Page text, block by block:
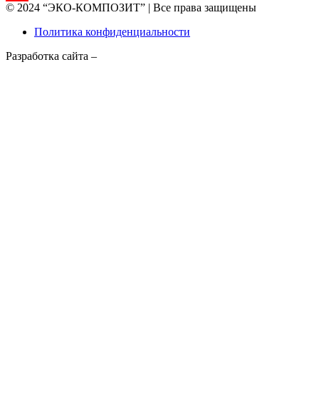
YouTube
Channel
© 2024 “ЭКО-КОМПОЗИТ” | Все права защищены
Политика конфиденциальности
Разработка сайта –